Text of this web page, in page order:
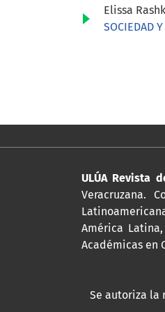
Elissa
SOCIEDAD
ULÚA Revista
Veracruzana.
América
Académicas en
Se autoriza la